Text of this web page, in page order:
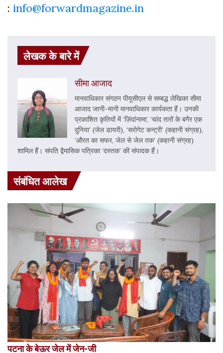
: info@forwardmagazine.in
लेखक के बारे में
सीमा आजाद
मानवाधिकार संगठन पीयूसीएल से सम्बद्ध लेखिका सीमा
आजाद जानी-मानी मानवाधिकार कार्यकता हैं। उनकी
प्रकाशित कृतियों में ‘ज़िंदांनामा’, ‘चांद तारों के बगैर एक
दुनिया’ (जेल डायरी), ‘सरोगेट कन्ट्री’ (कहानी संग्रह),
‘औरत का सफर, जेल से जेल तक’ (कहानी संग्रह)
शामिल हैं। संपति द्वैमासिक पत्रिका ‘दस्तक’ की संपादक हैं।
संबंधित आलेख
पटना के बेऊर जेल में जेन-जी